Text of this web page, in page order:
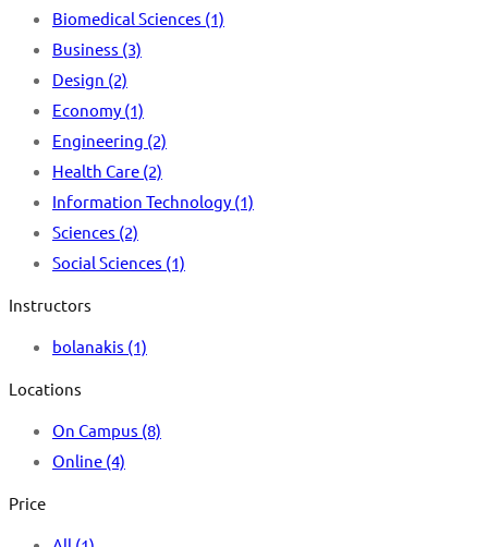
Biomedical Sciences (1)
Business (3)
Design (2)
Economy (1)
Engineering (2)
Health Care (2)
Information Technology (1)
Sciences (2)
Social Sciences (1)
Instructors
bolanakis (1)
Locations
On Campus (8)
Online (4)
Price